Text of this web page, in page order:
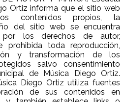
Ortiz informa que el sitio web
los contenidos propios, la
del sitio web se encuentra
por los derechos de autor,
prohibida toda reproducción,
y transformación de los
salvo consentimiento
de Música Diego Ortiz.
Diego Ortiz utiliza fuentes
de sus contenidos en